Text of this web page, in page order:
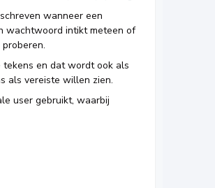
wanneer een
wachtwoord intikt meteen of
en dat wordt ook als
als vereiste willen zien.
user gebruikt, waarbij